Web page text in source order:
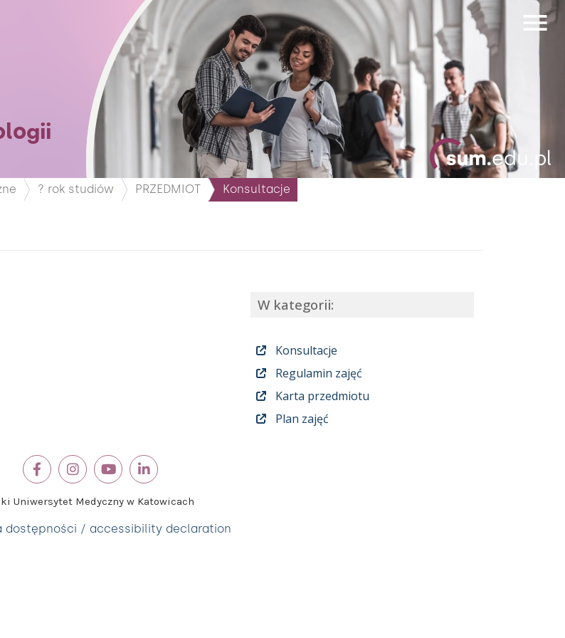
? rok studiów PRZEDMIOT Konsultacje
W kategorii:
Konsultacje
Regulamin zajęć
Karta przedmiotu
Plan zajęć
Uniwersytet Medyczny w Katowicach
dostępności / accessibility declaration